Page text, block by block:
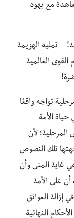
مع يهود
– تمليه الهزيمة
القوى العالمية
تواجه واقعًا
حياة الأمة
لأن
تلك النصوص
غاية المنى وأن
على الأمة
العوائق
النهائية